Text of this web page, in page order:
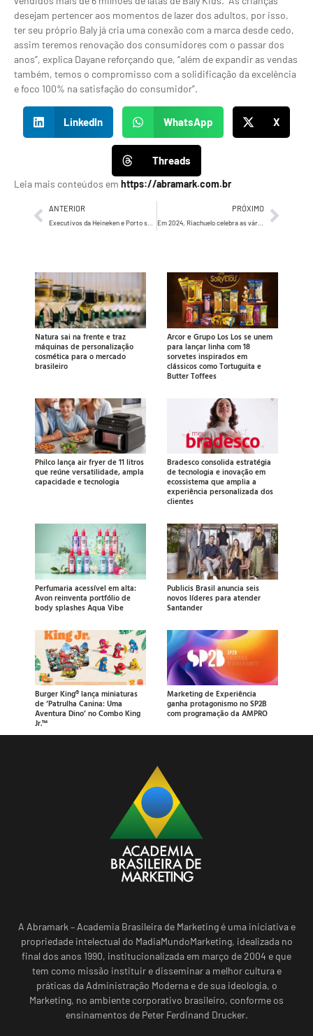
desejam pertencer aos momentos de lazer dos adultos, por isso,
ter seu próprio Baly já cria uma conexão com a marca desde cedo,
assim teremos renovação dos consumidores com o passar dos
anos”, explica Dayane reforçando que, “além de expandir as vendas
também, temos o compromisso com a solidificação da excelência
e foco 100% na satisfação do consumidor”.
LinkedIn WhatsApp X
Threads
Leia mais conteúdos em https://abramark.com.br
ANTERIOR PRÓXIMO
Em 2024, Riachuelo celebra as várias mulheres por trás da maternidade
Natura sai na frente e traz
máquinas de personalização
cosmética para o mercado
brasileiro
Arcor e Grupo Los Los se unem
para lançar linha com 18
sorvetes inspirados em
clássicos como Tortuguita e
Butter Toffees
Philco lança air fryer de 11 litros
que reúne versatilidade, ampla
capacidade e tecnologia
Bradesco consolida estratégia
de tecnologia e inovação em
ecossistema que amplia a
experiência personalizada dos
clientes
Perfumaria acessível em alta:
Avon reinventa portfólio de
body splashes Aqua Vibe
Publicis Brasil anuncia seis
novos líderes para atender
Santander
Burger King® lança miniaturas
de ‘Patrulha Canina: Uma
Aventura Dino’ no Combo King
Jr.™
Marketing de Experiência
ganha protagonismo no SP2B
com programação da AMPRO
A Abramark – Academia Brasileira de Marketing é uma iniciativa e
propriedade intelectual do MadiaMundoMarketing, idealizada no
final dos anos 1990, institucionalizada em março de 2004 e que
tem como missão instituir e disseminar a melhor cultura e
práticas da Administração Moderna e de sua ideologia, o
Marketing, no ambiente corporativo brasileiro, conforme os
ensinamentos de Peter Ferdinand Drucker.